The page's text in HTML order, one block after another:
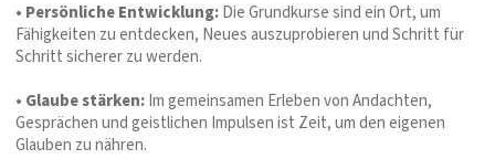
• Persönliche Entwicklung:Die Grundkurse sind ein Ort, um
Fähigkeiten zu entdecken, Neues auszuprobieren und Schritt für
Schritt sicherer zu werden.
• Glaube stärken:Im gemeinsamen Erleben von Andachten,
Gesprächen und geistlichen Impulsen ist Zeit, um den eigenen
Glauben zu nähren.